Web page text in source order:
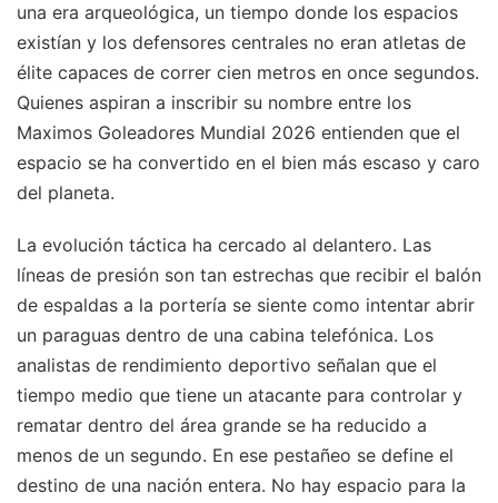
una era arqueológica, un tiempo donde los espacios
existían y los defensores centrales no eran atletas de
élite capaces de correr cien metros en once segundos.
Quienes aspiran a inscribir su nombre entre los
Maximos Goleadores Mundial 2026 entienden que el
espacio se ha convertido en el bien más escaso y caro
del planeta.
La evolución táctica ha cercado al delantero. Las
líneas de presión son tan estrechas que recibir el balón
de espaldas a la portería se siente como intentar abrir
un paraguas dentro de una cabina telefónica. Los
analistas de rendimiento deportivo señalan que el
tiempo medio que tiene un atacante para controlar y
rematar dentro del área grande se ha reducido a
menos de un segundo. En ese pestañeo se define el
destino de una nación entera. No hay espacio para la